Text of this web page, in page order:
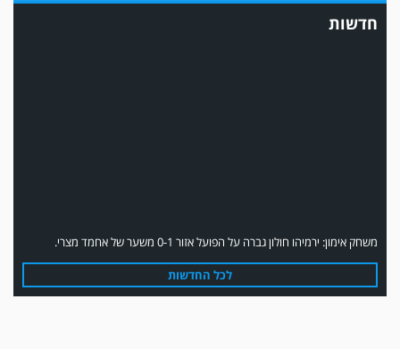
חדשות
לכל החדשות